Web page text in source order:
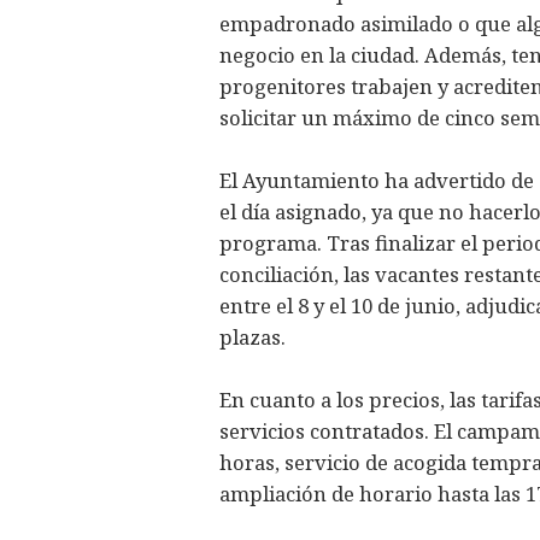
empadronado asimilado o que
negocio en la ciudad. Además,
progenitores trabajen y
solicitar un máximo de cinco
El Ayuntamiento ha advertido
el día asignado, ya que no
programa. Tras finalizar el
conciliación, las vacantes
entre el 8 y el 10 de junio,
plazas.
En cuanto a los precios, las
servicios contratados. El
horas, servicio de acogida
ampliación de horario hasta las